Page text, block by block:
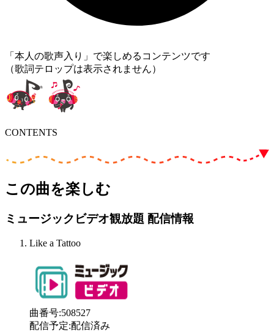
「本人の歌声入り」で楽しめるコンテンツです
（歌詞テロップは表示されません）
CONTENTS
この曲を楽しむ
ミュージックビデオ観放題 配信情報
Like a Tattoo
曲番号:508527
配信予定:配信済み